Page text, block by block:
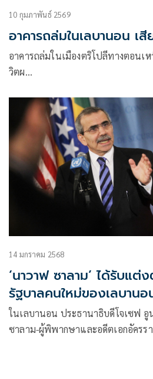
10 กุมภาพันธ์ 2569
อาคารถล่มในเลบานอน เ
อาคารถล่มในเมืองตริโปลีทางตอนเ
วิตผ…
14 มกราคม 2568
‘นาวาฟ ซาลาม’ ได้รับแต่
รัฐบาลคนใหม่ของเลบานอ
ในเลบานอน ประธานาธิบดีโจเซฟ อู
ซาลาม-ผู้พิพากษาและอดีตเอกอัคร